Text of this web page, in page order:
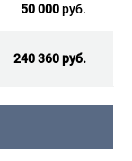
50 000руб.
240 360 руб.